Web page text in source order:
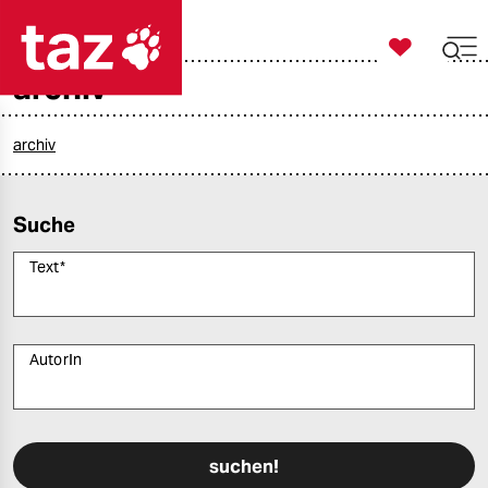
politik
gesellschaft
sport

taz zahl ich
archiv
archiv
Suche
Text*
AutorIn